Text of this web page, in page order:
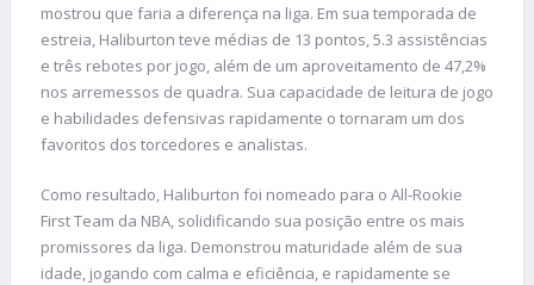
mostrou que faria a diferença na liga. Em sua temporada de
estreia, Haliburton teve médias de 13 pontos, 5.3 assistências
e três rebotes por jogo, além de um aproveitamento de 47,2%
nos arremessos de quadra. Sua capacidade de leitura de jogo
e habilidades defensivas rapidamente o tornaram um dos
favoritos dos torcedores e analistas.
Como resultado, Haliburton foi nomeado para o All-Rookie
First Team da NBA, solidificando sua posição entre os mais
promissores da liga. Demonstrou maturidade além de sua
idade, jogando com calma e eficiência, e rapidamente se